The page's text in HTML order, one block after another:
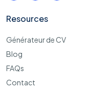
Resources
Générateur de CV
Blog
FAQs
Contact